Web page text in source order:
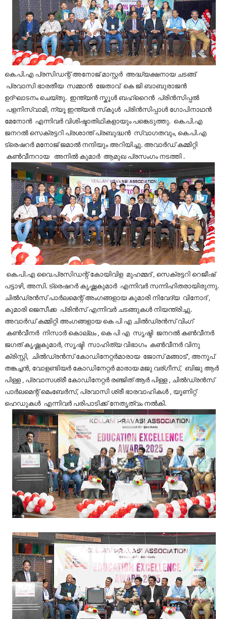
കെ.പി.എ പ്രസിഡന്റ് അനോജ് മാസ്റ്റർ അദ്ധ്യക്ഷനായ ചടങ്ങ്
പ്രവാസി ഭാരതീയ സമ്മാൻ ജേതാവ് കെ ജി ബാബുരാജൻ
ഉദ്ഘാടനം ചെയ്തു. ഇന്ത്യൻ സ്കൂൾ ബഹ്‌റൈൻ പ്രിൻസിപ്പൽ
പളനിസ്വാമി, ന്യൂ ഇന്ത്യൻ സ്‌കൂൾ പ്രിൻസിപ്പാൾ ഗോപിനാഥൻ
മേനോൻ എന്നിവർ വിശിഷ്ടാതിഥികളായും പങ്കെടുത്തു. കെ.പി.എ
ജനറൽ സെക്രട്ടറി പ്രശാന്ത് പ്രബുദ്ധൻ സ്വാഗതവും, കെ.പി.എ
ട്രെഷറർ മനോജ് ജമാൽ നന്ദിയും അറിയിച്ചു. അവാർഡ് കമ്മിറ്റി
കൺവീനറായ അനിൽ കുമാർ ആമുഖ പ്രസംഗം നടത്തി .
കെ.പി.എ വൈ.പ്രസിഡന്റ് കോയിവിള മുഹമ്മദ് , സെക്രട്ടറി റെജീഷ്
പട്ടാഴി, അസി. ട്രെഷറർ കൃഷ്ണകുമാർ എന്നിവർ സന്നിഹിതരായിരുന്നു.
ചിൽഡ്രൻസ് പാർലമെന്റ് അംഗങ്ങളായ കുമാരി നിവേദ്യ വിനോദ് ,
കുമാരി ജെസീക്ക പ്രിൻസ് എന്നിവര്‍ ചടങ്ങുകള്‍ നിയന്ത്രിച്ചു.
അവാർഡ് കമ്മിറ്റി അംഗങ്ങളായ കെ പി എ ചിൽഡ്രൻസ് വിംഗ്
കൺവീനർ നിസാർ കൊല്ലം , കെ പി എ സൃഷ്ടി ജനറൽ കൺവീനർ
ജഗത് കൃഷ്ണകുമാർ, സൃഷ്ടി സാഹിത്യ വിഭാഗം കൺവീനർ വിനു
ക്രിസ്റ്റി, ചിൽഡ്രൻസ് കോഡിനേറ്റർമാരായ ജോസ് മങ്ങാട്', അനൂപ്
തങ്കച്ചൻ, വോളണ്ടിയർ കോഡിനേറ്റർ മാരായ മജു വര്ഗീസ്, ബിജു ആർ
പിള്ള , പ്രവാസശ്രീ കോഡിനേറ്റർ രഞ്ജിത് ആർ പിള്ള , ചിൽഡ്രൻസ്
പാർലമെന്റ് മെംബേർസ്, പ്രവാസി ശ്രീ ഭാരവാഹികൾ , യൂണിറ്റ്
ഹെഡുകൾ എന്നിവർ പരിപാടിക്ക് നേതൃത്വം നൽകി.